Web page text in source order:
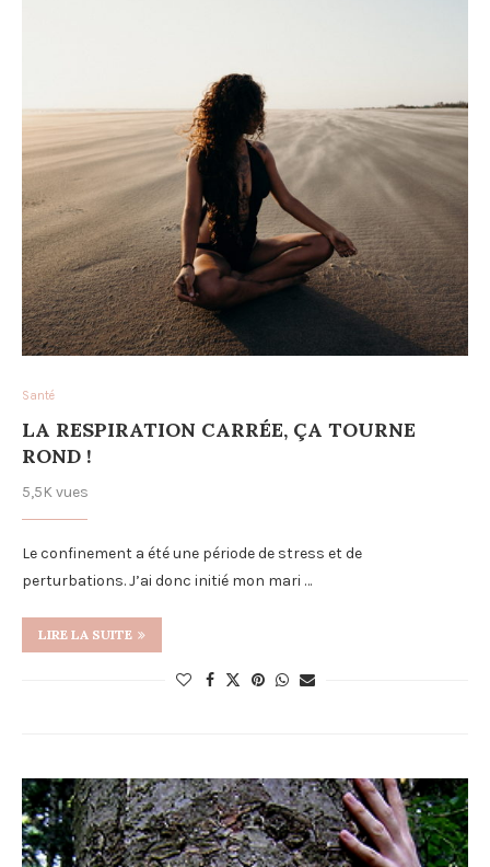
Santé
LA RESPIRATION CARRÉE, ÇA TOURNE
ROND !
5,5K vues
Le confinement a été une période de stress et de
perturbations. J’ai donc initié mon mari …
LIRE LA SUITE